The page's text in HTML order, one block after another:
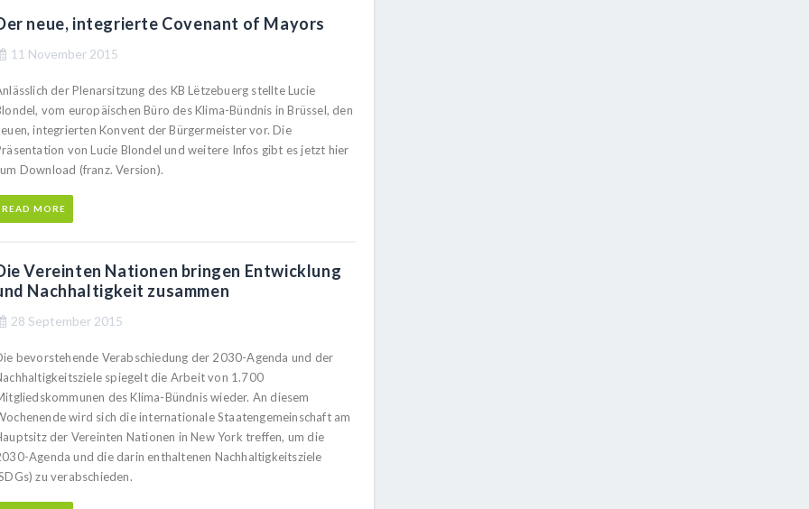
neue, integrierte Covenant of Mayors
11 November 2015
der Plenarsitzung des KB Lëtzebuerg stellte Lucie
vom europäischen Büro des Klima-Bündnis in Brüssel, den
integrierten Konvent der Bürgermeister vor. Die
von Lucie Blondel und weitere Infos gibt es jetzt hier
Download (franz. Version).
READ MORE
Vereinten Nationen bringen Entwicklung
Nachhaltigkeit zusammen
28 September 2015
bevorstehende Verabschiedung der 2030-Agenda und der
spiegelt die Arbeit von 1.700
des Klima-Bündnis wieder. An diesem
wird sich die internationale Staatengemeinschaft am
der Vereinten Nationen in New York treffen, um die
Agenda und die darin enthaltenen Nachhaltigkeitsziele
zu verabschieden.